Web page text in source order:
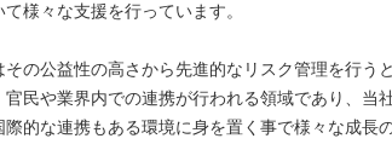
様々な支援を行っています。
その公益性の高さから先進的なリスク管理を行う
官民や業界内での連携が行われる領域であり、当
際的な連携もある環境に身を置く事で様々な成長